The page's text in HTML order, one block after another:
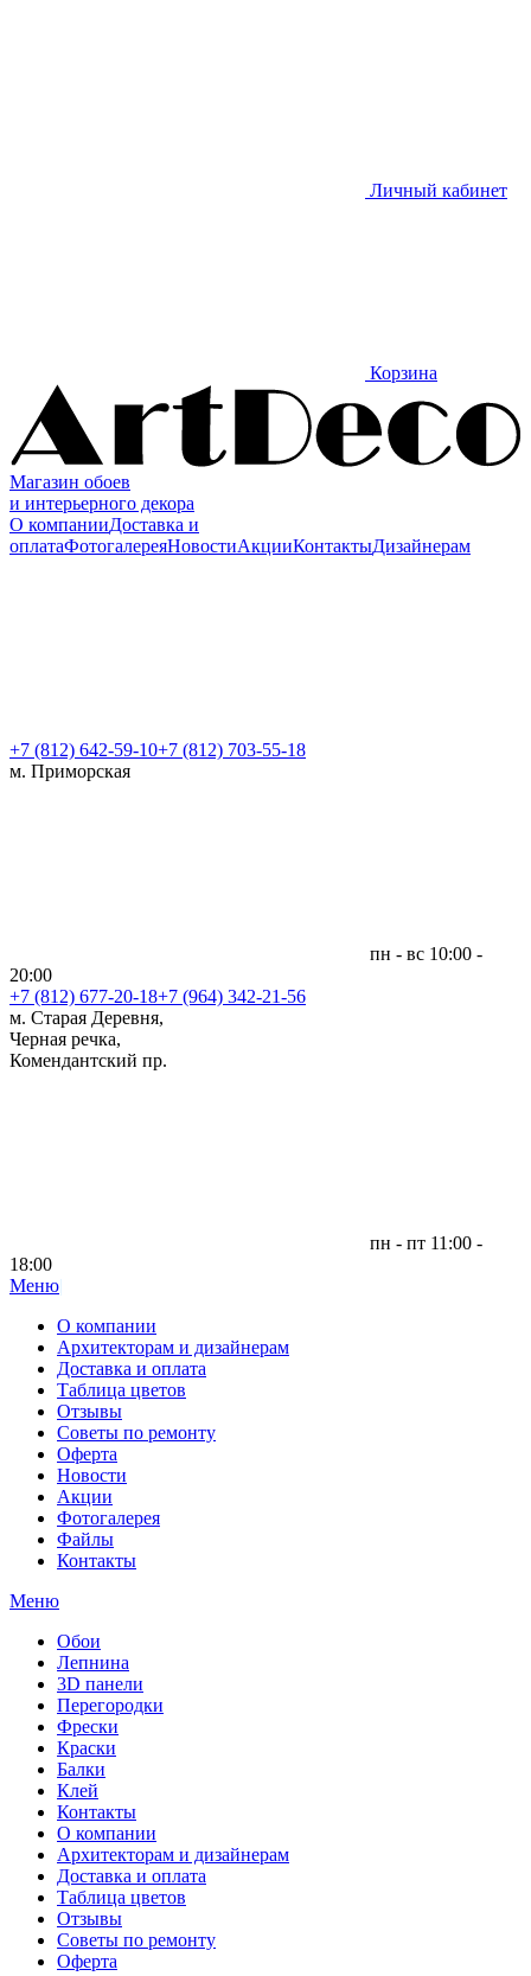
Личный кабинет
Корзина
Магазин обоев
и интерьерного декора
О компанииДоставка и
оплатаФотогалереяНовостиАкцииКонтактыДизайнерам
+7 (812) 642-59-10+7 (812) 703-55-18
м. Приморская
пн - вс 10:00 -
20:00
+7 (812) 677-20-18+7 (964) 342-21-56
м. Старая Деревня,
Черная речка,
Комендантский пр.
пн - пт 11:00 -
18:00
Меню|
О компании
Архитекторам и дизайнерам
Доставка и оплата
Таблица цветов
Отзывы
Советы по ремонту
Оферта
Новости
Акции
Фотогалерея
Файлы
Контакты
Меню
Обои
Лепнина
3D панели
Перегородки
Фрески
Краски
Балки
Клей
Контакты
О компании
Архитекторам и дизайнерам
Доставка и оплата
Таблица цветов
Отзывы
Советы по ремонту
Оферта